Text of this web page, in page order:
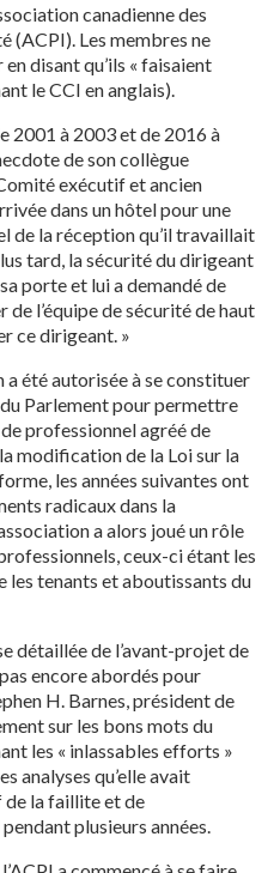
canadienne des
(ACPI). Les membres ne
disant qu’ils « faisaient
le CCI en anglais).
2001 à 2003 et de 2016 à
de son collègue
exécutif et ancien
dans un hôtel pour une
de la réception qu’il travaillait
tard, la sécurité du dirigeant
porte et lui a demandé de
de l’équipe de sécurité de haut
ce dirigeant. »
a été autorisée à se constituer
Parlement pour permettre
professionnel agréé de
modification de la Loi sur la
les années suivantes ont
radicaux dans la
a alors joué un rôle
ceux-ci étant les
les tenants et aboutissants du
détaillée de l’avant-projet de
encore abordés pour
H. Barnes, président de
sur les bons mots du
les « inlassables efforts »
analyses qu’elle avait
la faillite et de
plusieurs années.